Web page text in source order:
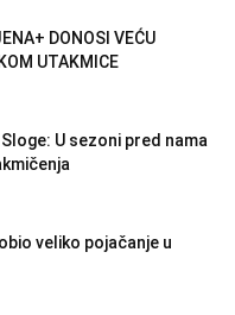
DONOSI VEĆU
UTAKMICE
U sezoni pred nama
veliko pojačanje u